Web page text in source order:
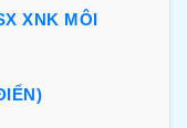
XNK MÔI